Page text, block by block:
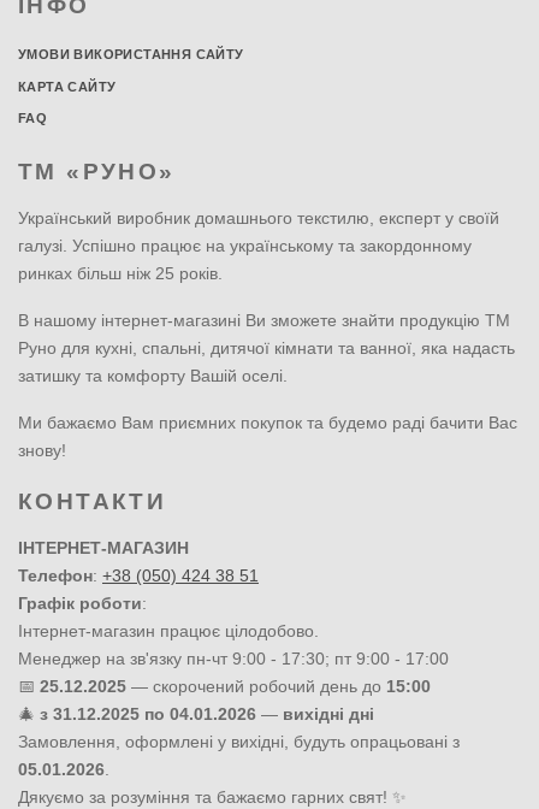
ІНФО
УМОВИ ВИКОРИСТАННЯ САЙТУ
КАРТА САЙТУ
FAQ
ТМ «РУНО»
Український виробник домашнього текстилю, експерт у своїй
галузі. Успішно працює на українському та закордонному
ринках більш ніж 25 років.
В нашому інтернет-магазині Ви зможете знайти продукцію ТМ
Руно для кухні, спальні, дитячої кімнати та ванної, яка надасть
затишку та комфорту Вашій оселі.
Ми бажаємо Вам приємних покупок та будемо раді бачити Вас
знову!
КОНТАКТИ
ІНТЕРНЕТ-МАГАЗИН
Телефон: +38 (050) 424 38 51
Графік роботи:
Інтернет-магазин працює цілодобово.
Менеджер на зв'язку пн-чт 9:00 - 17:30; пт 9:00 - 17:00
📅 25.12.2025 — скорочений робочий день до 15:00
🎄 з 31.12.2025 по 04.01.2026 — вихідні дні
Замовлення, оформлені у вихідні, будуть опрацьовані з
05.01.2026
Дякуємо за розуміння та бажаємо гарних свят! ✨